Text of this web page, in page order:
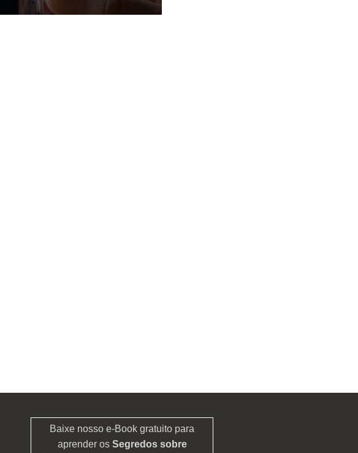
Baixe nosso e-Book gratuito para
aprender os Segredos sobre